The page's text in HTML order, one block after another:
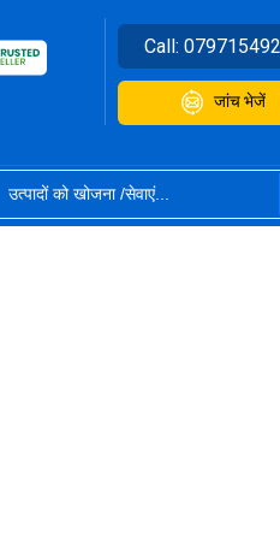
Call:
जांच भेजें